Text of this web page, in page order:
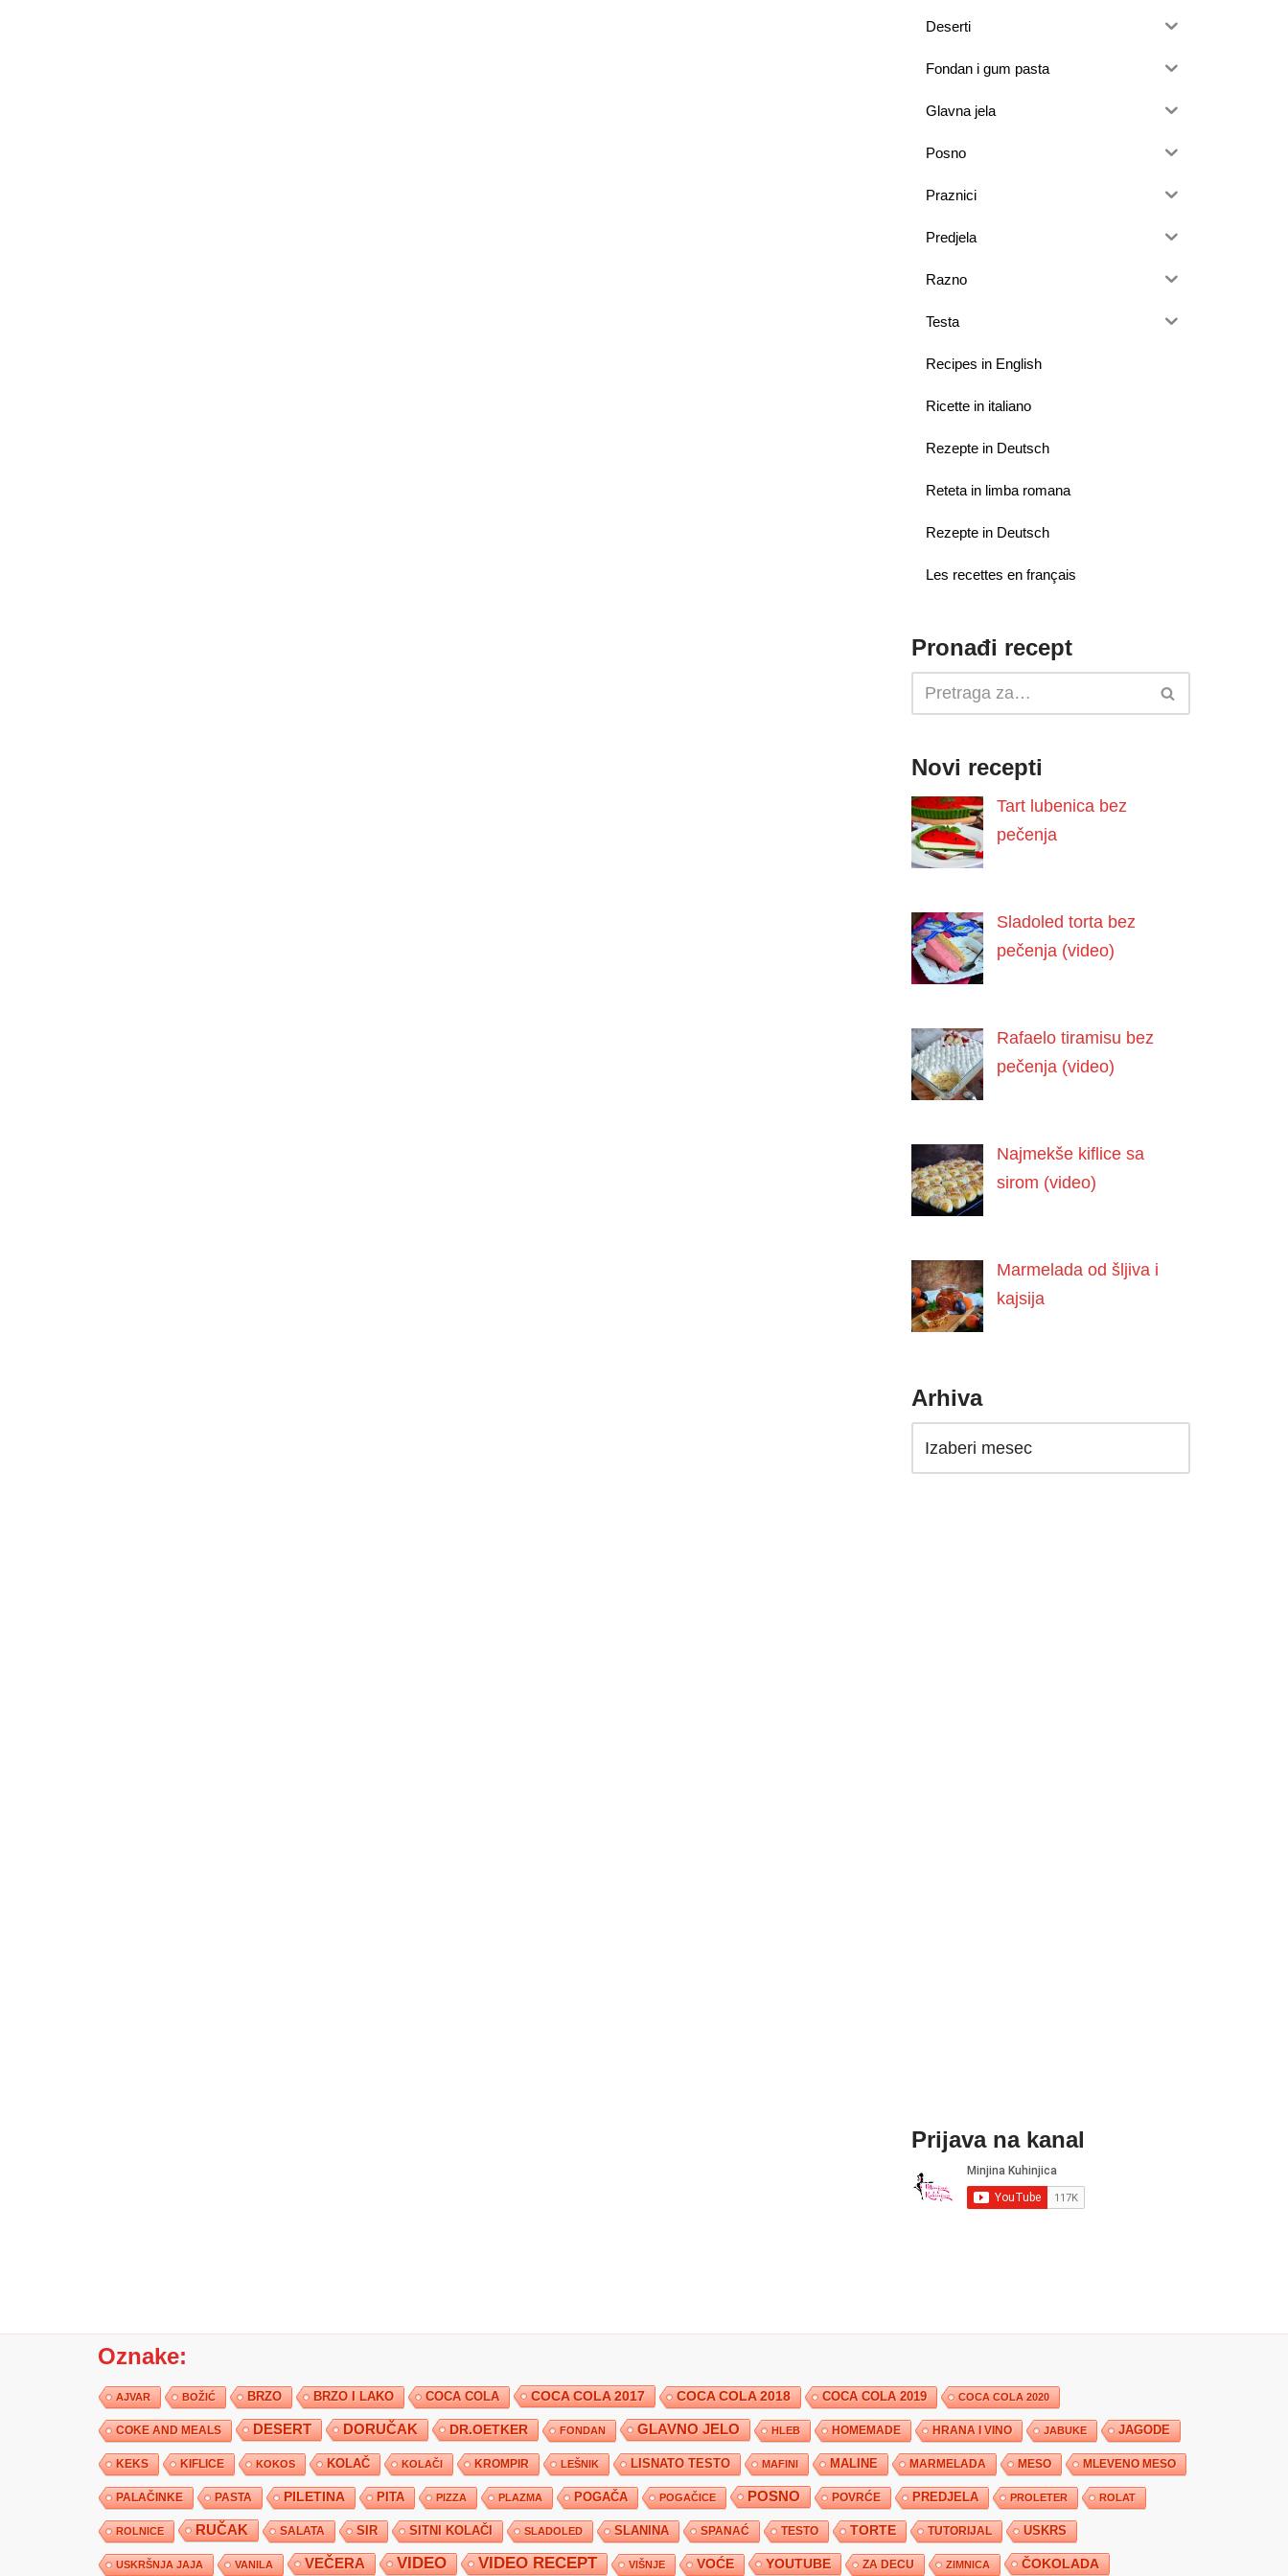
Deserti
Fondan i gum pasta
Glavna jela
Posno
Praznici
Predjela
Razno
Testa
Recipes in English
Ricette in italiano
Rezepte in Deutsch
Reteta in limba romana
Rezepte in Deutsch
Les recettes en français
Pronađi recept
Novi recepti
Tart lubenica bez
pečenja
Sladoled torta bez
pečenja (video)
Rafaelo tiramisu bez
pečenja (video)
Najmekše kiflice sa
sirom (video)
Marmelada od šljiva i
kajsija
Arhiva
Prijava na kanal
Oznake:
AJVAR BOŽIĆ BRZO BRZO I LAKO COCA COLA COCA COLA 2017 COCA COLA 2018 COCA COLA 2019 COCA COLA 2020
COKE AND MEALS DESERT DORUČAK DR.OETKER FONDAN GLAVNO JELO HLEB HOMEMADE HRANA I VINO JABUKE JAGODE
KEKS KIFLICE KOKOS KOLAČ KOLAČI KROMPIR LEŠNIK LISNATO TESTO MAFINI MALINE MARMELADA MESO MLEVENO MESO
PALAČINKE PASTA PILETINA PITA PIZZA PLAZMA POGAČA POGAČICE POSNO POVRĆE PREDJELA PROLETER ROLAT
ROLNICE RUČAK SALATA SIR SITNI KOLAČI SLADOLED SLANINA SPANAĆ TESTO TORTE TUTORIJAL USKRS
USKRŠNJA JAJA VANILA VEČERA VIDEO VIDEO RECEPT VIŠNJE VOĆE YOUTUBE ZA DECU ZIMNICA ČOKOLADA